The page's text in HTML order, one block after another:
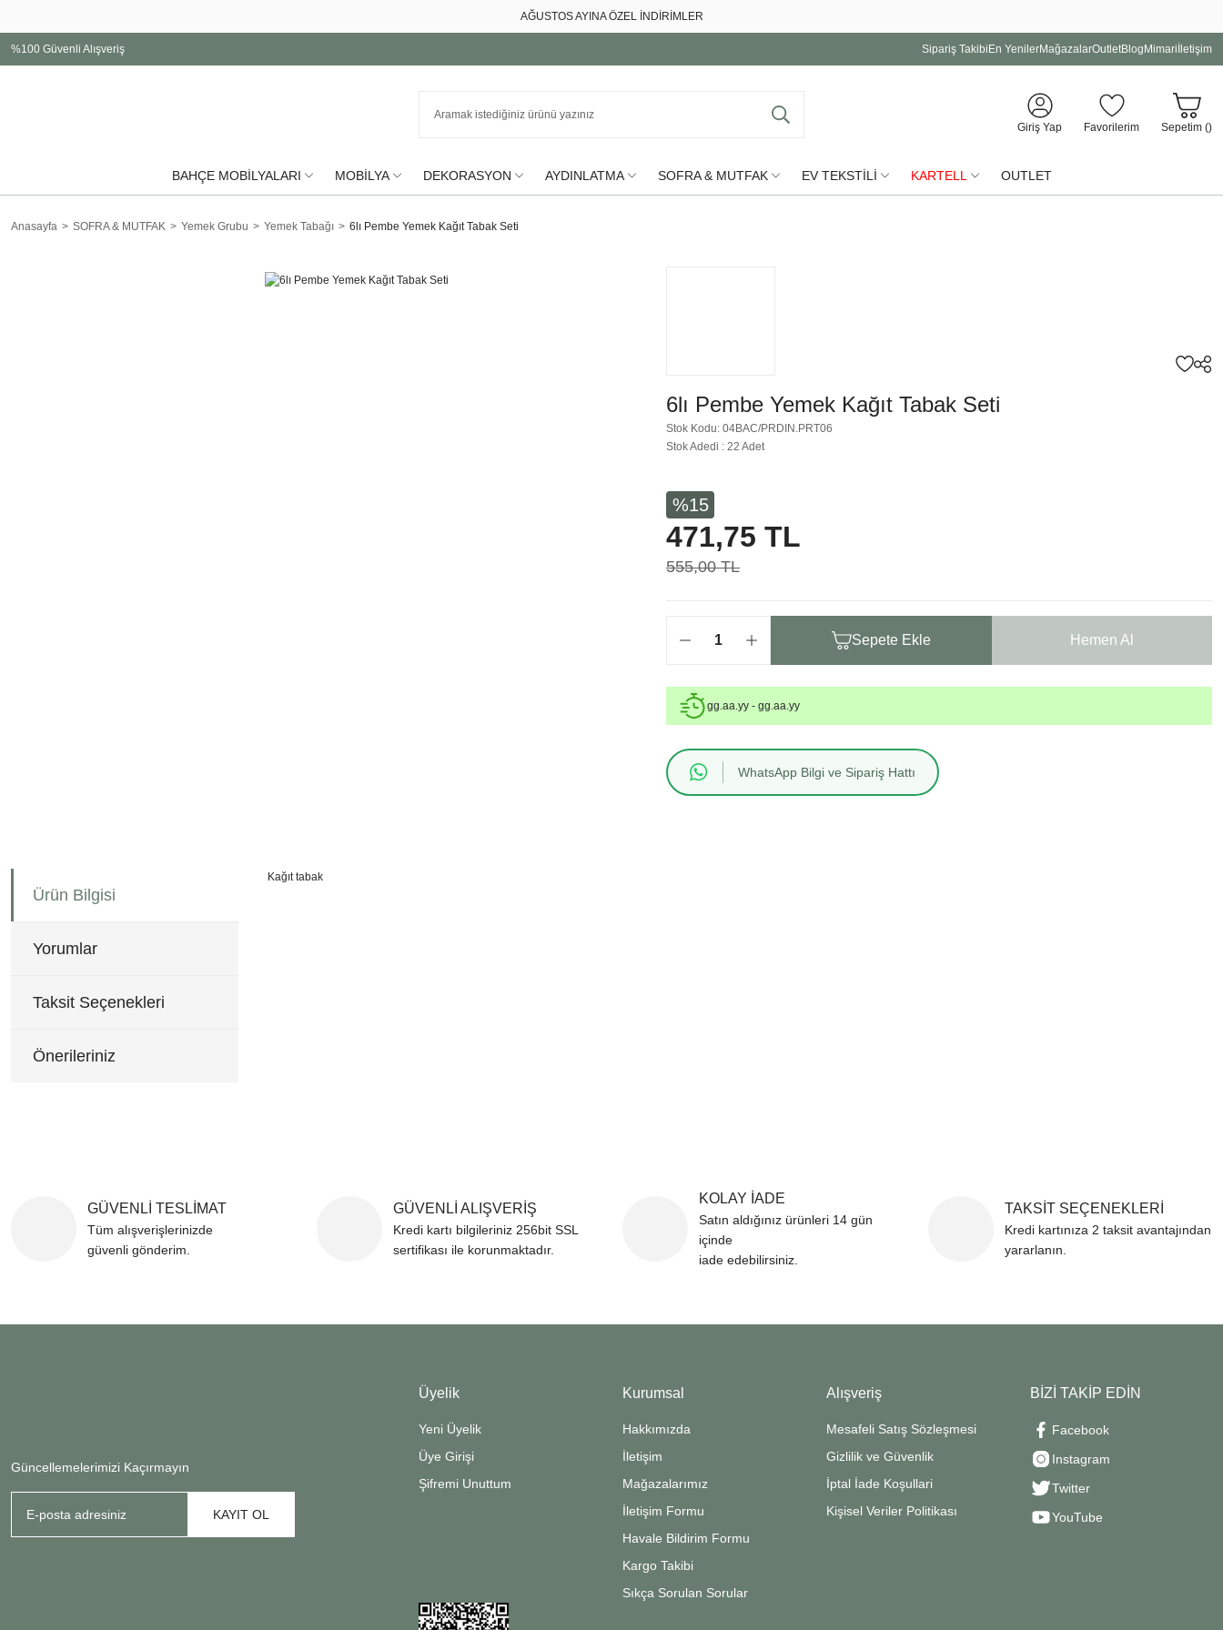
AĞUSTOS AYINA ÖZEL İNDİRİMLER
%100 Güvenli Alışveriş Sipariş Takibi En YenilerMağazalarOutletBlog Mimari İletişim
Giriş Yap Favorilerim Sepetim ()
BAHÇE MOBİLYALARI MOBİLYA DEKORASYON AYDINLATMA SOFRA & MUTFAK EV TEKSTİLİ KARTELL OUTLET
Anasayfa SOFRA & MUTFAK Yemek Grubu Yemek Tabağı 6lı Pembe Yemek Kağıt Tabak Seti
6lı Pembe Yemek Kağıt Tabak Seti
Stok Kodu: 04BAC/PRDIN.PRT06
Stok Adedi : 22 Adet
%15
471,75 TL
555,00 TL
Sepete Ekle Hemen Al
gg.aa.yy - gg.aa.yy
WhatsApp Bilgi ve Sipariş Hattı
Ürün Bilgisi
Yorumlar
Taksit Seçenekleri
Önerileriniz
Kağıt tabak
GÜVENLİ TESLİMAT
Tüm alışverişlerinizde
güvenli gönderim.
GÜVENLİ ALIŞVERİŞ
Kredi kartı bilgileriniz 256bit SSL
sertifikası ile korunmaktadır.
KOLAY İADE
Satın aldığınız ürünleri 14 gün
içinde
iade edebilirsiniz.
TAKSİT SEÇENEKLERİ
Kredi kartınıza 2 taksit avantajından
yararlanın.
Güncellemelerimizi Kaçırmayın
KAYIT OL
Üyelik
Yeni Üyelik
Üye Girişi
Şifremi Unuttum
Kurumsal
Hakkımızda
İletişim
Mağazalarımız
İletişim Formu
Havale Bildirim Formu
Kargo Takibi
Sıkça Sorulan Sorular
Alışveriş
Mesafeli Satış Sözleşmesi
Gizlilik ve Güvenlik
İptal İade Koşullari
Kişisel Veriler Politikası
BİZİ TAKİP EDİN
Facebook
Instagram
Twitter
YouTube